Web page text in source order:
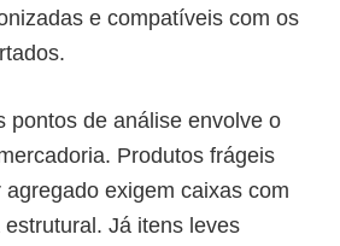
e compatíveis com os
pontos de análise envolve o
Produtos frágeis
exigem caixas com
Já itens leves